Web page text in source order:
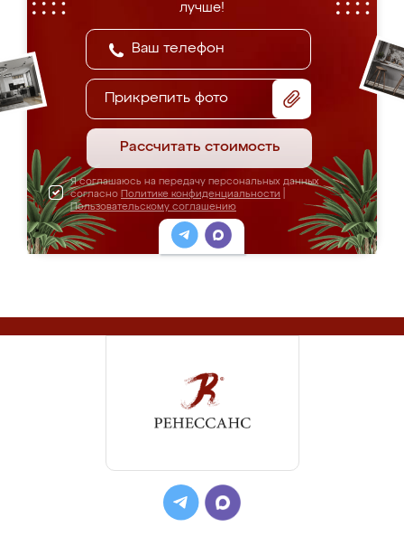
лучше!
Прикрепить фото
Рассчитать стоимость
Я соглашаюсь на передачу персональных данных
согласно Политике конфиденциальности
Пользовательскому соглашению